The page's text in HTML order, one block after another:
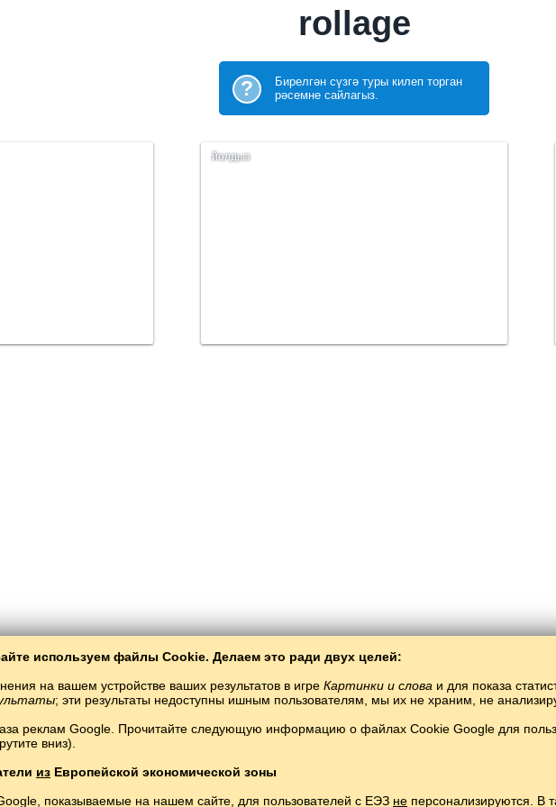
используем файлы Cookie. Делаем это ради двух целей:
на вашем устройстве ваших результатов в игре Картинки и слова и для показа
; эти результаты недоступны ишным пользователям, мы их не храним, не
реклам Google. Прочитайте следующую информацию о файлах Cookie Google для
вниз).
из Европейской экономической зоны
показываемые на нашем сайте, для пользователей с ЕЭЗ не персонализируются. В
rollage
?
Бирелгән сүзгә туры килеп торган
рәсемне сайлагыз.
йолдыз
Балто­Слав/ Рәсемнәр һәм сүзләр/ мэн теле рәсемнәрдә